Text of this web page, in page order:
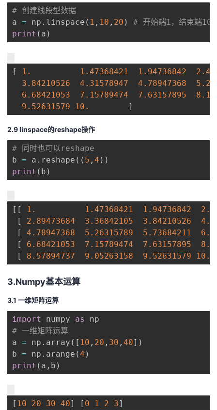
# 创建线段型数据
a = np . linspace ( 1 , 10 , 20 )
# 开始端1，结束端10
print ( a )
[ 1. 1.47368421 1.94736842
3.84210526
4.31578947 4.78947368
6.68421053
7.15789474 7.63157895
9.52631579
10. ]
2.9 linspace的reshape操作
# 同时也可以reshape
b = a . reshape ( ( 5 , 4 ) )
print ( b )
[ [ 1. 1.47368421 1.94736842
[
2.89473684 3.36842105 3.84210526
[
4.78947368 5.26315789 5.73684211
[
6.68421053 7.15789474 7.63157895
[
8.57894737 9.05263158 9.52631579 10.
3.Numpy基本运算
3.1 一维矩阵运算
import numpy as
# 一维矩阵运算
a = np . array ( [ 10 , 20 , 30 , 40] )
b = np . arange (4 )
print ( a , b )
[ 10 20 30 40] [ 0 1 2 3]